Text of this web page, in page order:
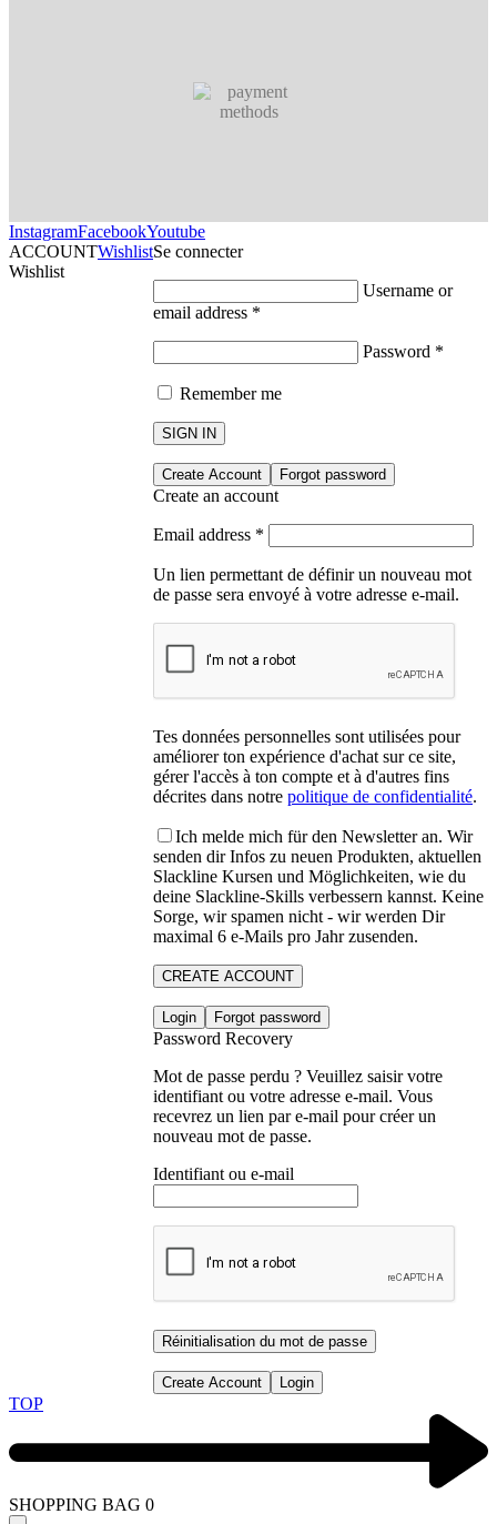
InstagramFacebookYoutube
ACCOUNT
Wishlist
WishlistSe connecter
Username or
email address *
Password *
Remember me
SIGN IN
Create Account Forgot password
Create an account
Email address *
Un lien permettant de définir un nouveau mot
de passe sera envoyé à votre adresse e-mail.
Tes données personnelles sont utilisées pour
améliorer ton expérience d'achat sur ce site,
gérer l'accès à ton compte et à d'autres fins
décrites dans notre politique de confidentialité.
Ich melde mich für den Newsletter an. Wir
senden dir Infos zu neuen Produkten, aktuellen
Slackline Kursen und Möglichkeiten, wie du
deine Slackline-Skills verbessern kannst. Keine
Sorge, wir spamen nicht - wir werden Dir
maximal 6 e-Mails pro Jahr zusenden.
CREATE ACCOUNT
Login Forgot password
Password Recovery
Mot de passe perdu ? Veuillez saisir votre
identifiant ou votre adresse e-mail. Vous
recevrez un lien par e-mail pour créer un
nouveau mot de passe.
Identifiant ou e-mail
Réinitialisation du mot de passe
Create Account Login
TOP
SHOPPING BAG 0